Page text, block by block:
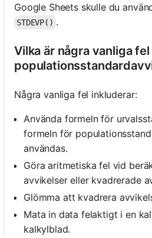
Google Sheets skulle du
STDEVP() .
Vilka är några vanliga
Några vanliga fel inkluderar:
Använda formeln för
formeln för
användas.
Göra aritmetiska fel vid
avvikelser eller kvadrerade
Glömma att kvadrera
Mata in data felaktigt i en
kalkylblad.